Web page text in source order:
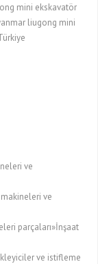
mini ekskavatör
liugong mini
ve
ve
parçaları»İnşaat
ve istifleme